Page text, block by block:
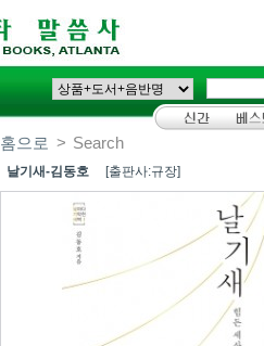
홈으로 > Search
날기새-김동호 [출판사:규장]